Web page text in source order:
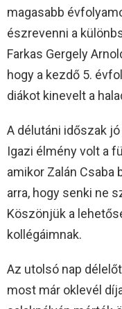
magasabb
észrevenni a
Farkas Gergely
hogy a kezdő 5.
diákot kinevelt a
A délutáni időszak
Igazi élmény volt a
amikor Zalán Csaba
arra, hogy senki ne
Köszönjük a
kollégáimnak.
Az utolsó nap
most már oklevél